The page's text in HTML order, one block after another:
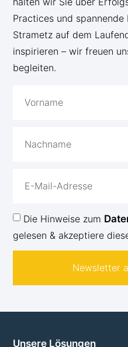
Practices und
Strametz auf dem
inspirieren – wir freuen
begleiten.
Die Hinweise zum
gelesen & akzeptiere
Newsletter
Unsere Lösungen